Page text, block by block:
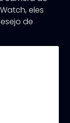
eles
de